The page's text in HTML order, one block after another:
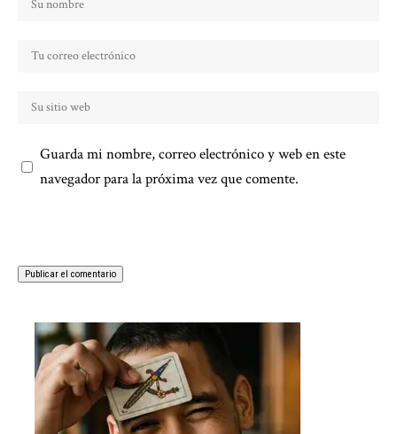
Guarda mi nombre, correo electrónico y web en este
navegador para la próxima vez que comente.